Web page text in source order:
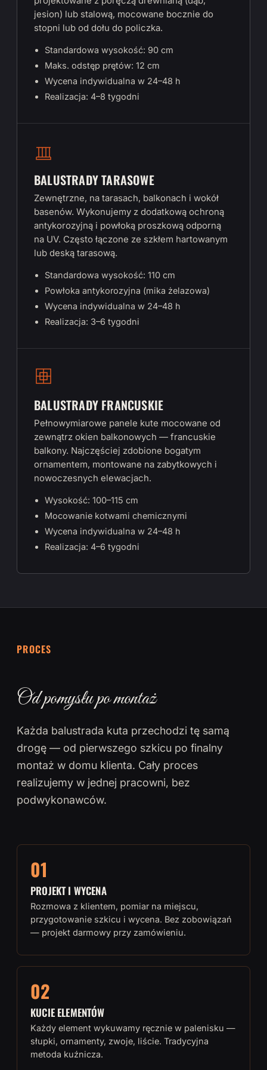
jesion) lub stalową, mocowane bocznie do
stopni lub od dołu do policzka.
Standardowa wysokość: 90 cm
Maks. odstęp prętów: 12 cm
Wycena indywidualna w 24–48 h
Realizacja: 4–8 tygodni
BALUSTRADY TARASOWE
Zewnętrzne, na tarasach, balkonach i wokół
basenów. Wykonujemy z dodatkową ochroną
antykorozyjną i powłoką proszkową odporną
na UV. Często łączone ze szkłem hartowanym
lub deską tarasową.
Standardowa wysokość: 110 cm
Powłoka antykorozyjna (mika żelazowa)
Wycena indywidualna w 24–48 h
Realizacja: 3–6 tygodni
BALUSTRADY FRANCUSKIE
Pełnowymiarowe panele kute mocowane od
zewnątrz okien balkonowych — francuskie
balkony. Najczęściej zdobione bogatym
ornamentem, montowane na zabytkowych i
nowoczesnych elewacjach.
Wysokość: 100–115 cm
Mocowanie kotwami chemicznymi
Wycena indywidualna w 24–48 h
Realizacja: 4–6 tygodni
PROCES
Od pomysłu po montaż
Każda balustrada kuta przechodzi tę samą
drogę — od pierwszego szkicu po finalny
montaż w domu klienta. Cały proces
realizujemy w jednej pracowni, bez
podwykonawców.
01
PROJEKT I WYCENA
Rozmowa z klientem, pomiar na miejscu,
przygotowanie szkicu i wycena. Bez zobowiązań
— projekt darmowy przy zamówieniu.
02
KUCIE ELEMENTÓW
Każdy element wykuwamy ręcznie w palenisku —
słupki, ornamenty, zwoje, liście. Tradycyjna
metoda kuźnicza.